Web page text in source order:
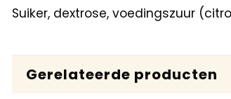
Suiker, dextrose, voedingszuur
Gerelateerde producten